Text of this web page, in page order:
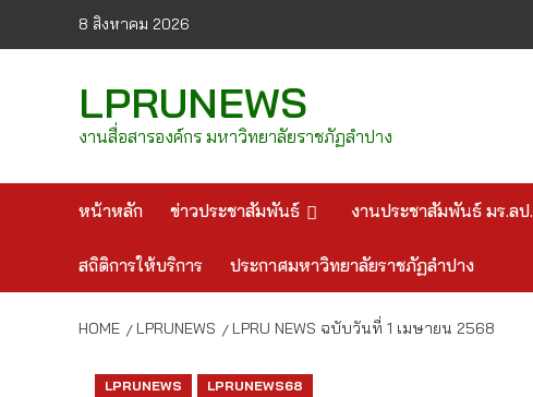
8 สิงหาคม 2026
LPRUNEWS
งานสื่อสารองค์กร มหาวิทยาลัยราชภัฏลำปาง
หน้าหลัก ข่าวประชาสัมพันธ์ งานประชาสัมพันธ์ มร.ลป.
สถิติการให้บริการ ประกาศมหาวิทยาลัยราชภัฏลำปาง
HOME LPRUNEWS LPRU NEWS ฉบับวันที่ 1 เมษายน 2568
LPRUNEWS LPRUNEWS68